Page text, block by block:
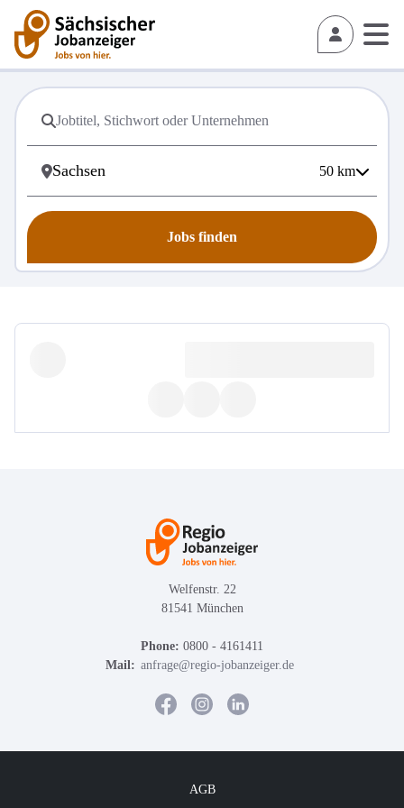
50 km
Jobs finden
Welfenstr. 22
81541 München
Phone: 0800 - 4161411
Mail: anfrage@regio-jobanzeiger.de
AGB